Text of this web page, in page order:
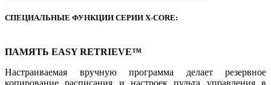
СПЕЦИАЛЬНЫЕ ФУНКЦИИ СЕРИИ X-CORE:
ПАМЯТЬ EASY RETRIEVE™
Настраиваемая вручную программа делает резервное